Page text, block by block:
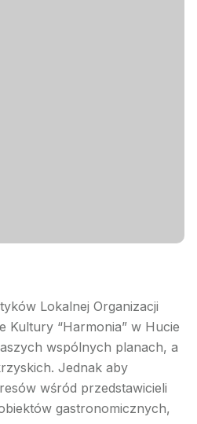
Lokalnej Organizacji
Kultury “Harmonia” w Hucie
wspólnych planach, a
Jednak aby
wśród przedstawicieli
gastronomicznych,